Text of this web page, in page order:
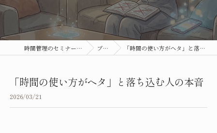
時間管理のセミナーなら時感術 ブログ 「時間の使い方がヘタ」と落ち込む人の本音
「時間の使い方がヘタ」と落ち込む人の本音
2026/03/21